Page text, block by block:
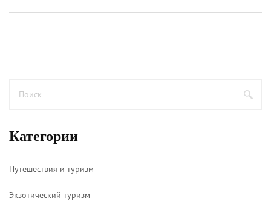
Категории
Путешествия и туризм
Экзотический туризм